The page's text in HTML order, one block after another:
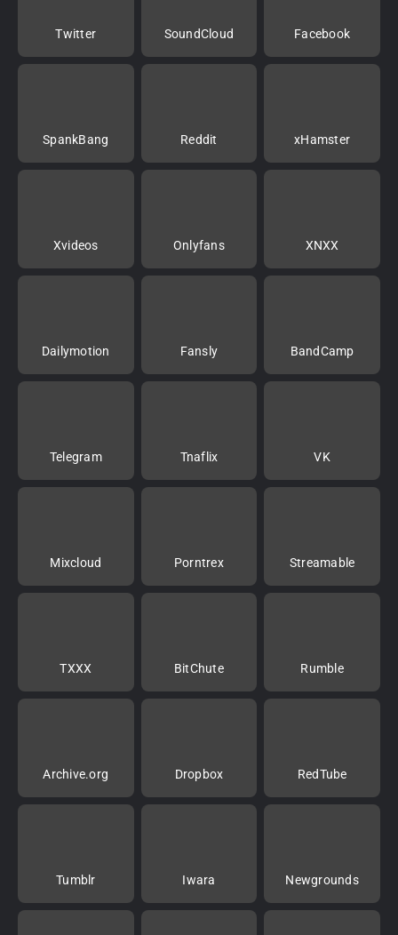
Twitter SoundCloud Facebook
SpankBang Reddit xHamster
Xvideos Onlyfans XNXX
Dailymotion Fansly BandCamp
Telegram Tnaflix VK
Mixcloud Porntrex Streamable
TXXX BitChute Rumble
Archive.org Dropbox RedTube
Tumblr Iwara Newgrounds